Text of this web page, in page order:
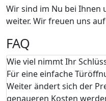
Wir sind im Nu bei
weiter. Wir freuen uns
FAQ
Wie viel nimmt Ihr
Für eine einfache
Weiter ändert sich der
genaueren Kosten